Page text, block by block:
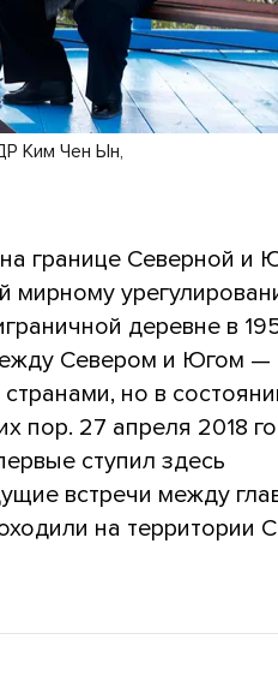
Ким Чен Ын,
границе Северной и
мирному
деревне в
Севером и Югом —
но в
пор. 27 апреля 2018
ступил здесь
встречи между
на территории